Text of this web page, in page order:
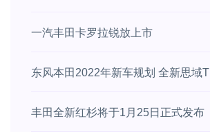
一汽丰田卡罗拉锐放上市
东风本田2022年新车规划 全新思域T
丰田全新红杉将于1月25日正式发布